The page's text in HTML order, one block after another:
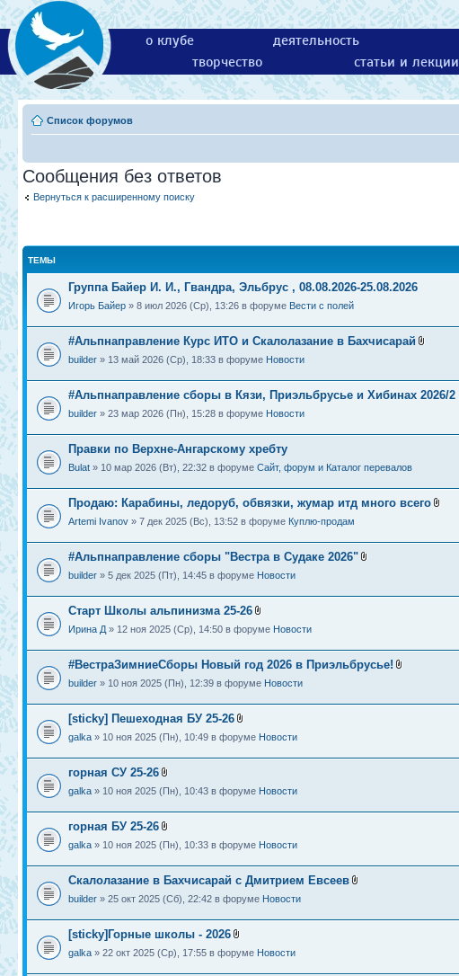
о клубе деятельность
творчество
статьи и лекции
Список форумов
Сообщения без ответов
Вернуться к расширенному поиску
ТЕМЫ
Группа Байер И. И., Гвандра, Эльбрус , 08.08.2026-25.08.2026
Игорь Байер » 8 июл 2026 (Ср), 13:26 в форуме Вести с полей
#Альпнаправление Курс ИТО и Скалолазание в Бахчисарай
builder » 13 май 2026 (Ср), 18:33 в форуме Новости
#Альпнаправление сборы в Кязи, Приэльбрусье и Хибинах 2026/2
builder » 23 мар 2026 (Пн), 15:28 в форуме Новости
Правки по Верхне-Ангарскому хребту
Bulat » 10 мар 2026 (Вт), 22:32 в форуме Сайт, форум и Каталог перевалов
Продаю: Карабины, ледоруб, обвязки, жумар итд много всего
Artemi Ivanov » 7 дек 2025 (Вс), 13:52 в форуме Куплю-продам
#Альпнаправление сборы "Вестра в Судаке 2026"
builder » 5 дек 2025 (Пт), 14:45 в форуме Новости
Старт Школы альпинизма 25-26
Ирина Д » 12 ноя 2025 (Ср), 14:50 в форуме Новости
#ВестраЗимниеСборы Новый год 2026 в Приэльбрусье!
builder » 10 ноя 2025 (Пн), 12:39 в форуме Новости
[sticky] Пешеходная БУ 25-26
galka » 10 ноя 2025 (Пн), 10:49 в форуме Новости
горная СУ 25-26
galka » 10 ноя 2025 (Пн), 10:43 в форуме Новости
горная БУ 25-26
galka » 10 ноя 2025 (Пн), 10:33 в форуме Новости
Скалолазание в Бахчисарай с Дмитрием Евсеев
builder » 25 окт 2025 (Сб), 22:42 в форуме Новости
[sticky]Горные школы - 2026
galka » 22 окт 2025 (Ср), 17:55 в форуме Новости